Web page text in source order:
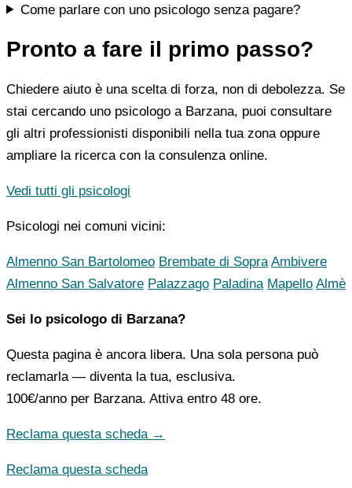
Come parlare con uno psicologo senza pagare?
Pronto a fare il primo passo?
Chiedere aiuto è una scelta di forza, non di debolezza. Se
stai cercando uno psicologo a Barzana, puoi consultare
gli altri professionisti disponibili nella tua zona oppure
ampliare la ricerca con la consulenza online.
Vedi tutti gli psicologi
Psicologi nei comuni vicini:
Almenno San Bartolomeo Brembate di Sopra Ambivere
Almenno San Salvatore Palazzago Paladina Mapello Almè
Sei lo psicologo di Barzana?
Questa pagina è ancora libera. Una sola persona può
reclamarla — diventa la tua, esclusiva.
100€/anno per Barzana. Attiva entro 48 ore.
Reclama questa scheda →
Reclama questa scheda